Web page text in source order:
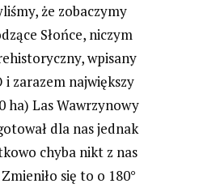
że zobaczymy
Słońce, niczym
wpisany
i zarazem największy
ha) Las Wawrzynowy
dla nas jednak
chyba nikt z nas
się to o 180°